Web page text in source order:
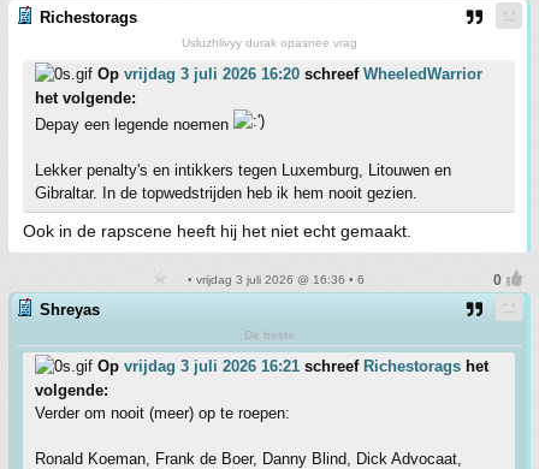
Richestorags
Usluzhlivyy durak opasnee vrag
Op vrijdag 3 juli 2026 16:20 schreef WheeledWarrior
het volgende:
Depay een legende noemen
Lekker penalty's en intikkers tegen Luxemburg, Litouwen en
Gibraltar. In de topwedstrijden heb ik hem nooit gezien.
Ook in de rapscene heeft hij het niet echt gemaakt.
• vrijdag 3 juli 2026 @ 16:36 • 6
Shreyas
De beste
Op vrijdag 3 juli 2026 16:21 schreef Richestorags het
volgende:
Verder om nooit (meer) op te roepen:
Ronald Koeman, Frank de Boer, Danny Blind, Dick Advocaat,